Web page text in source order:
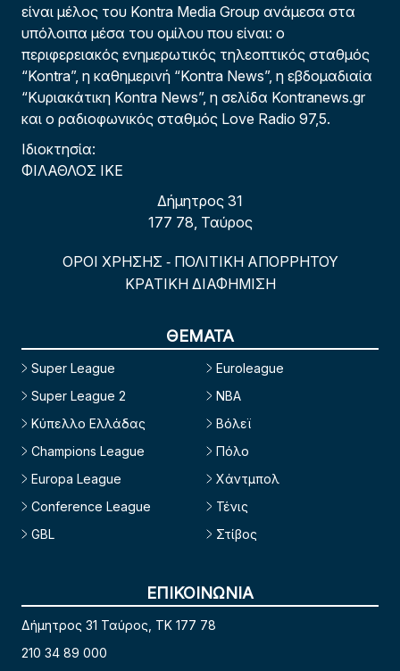
είναι μέλος του Kontra Media Group ανάμεσα στα
υπόλοιπα μέσα του ομίλου που είναι: ο
περιφερειακός ενημερωτικός τηλεοπτικός σταθμός
“Kontra”, η καθημερινή “Kontra News”, η εβδομαδιαία
“Κυριακάτικη Kontra News”, η σελίδα Kontranews.gr
και ο ραδιοφωνικός σταθμός Love Radio 97,5.
Ιδιοκτησία:
ΦΙΛΑΘΛΟΣ ΙΚΕ
Δήμητρος 31
177 78, Ταύρος
ΟΡΟΙ ΧΡΗΣΗΣ - ΠΟΛΙΤΙΚΗ ΑΠΟΡΡΗΤΟΥ
ΚΡΑΤΙΚΗ ΔΙΑΦΗΜΙΣΗ
ΘΕΜΑΤΑ
Super League
Super League 2
Κύπελλο Ελλάδας
Champions League
Europa League
Conference League
GBL
Euroleague
NBA
Βόλεϊ
Πόλο
Χάντμπολ
Τένις
Στίβος
ΕΠΙΚΟΙΝΩΝΙΑ
Δήμητρος 31 Ταύρος, TK 177 78
210 34 89 000